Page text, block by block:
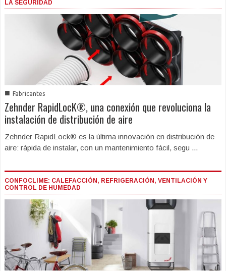
LA SEGURIDAD
■ Fabricantes
Zehnder RapidLocK®, una conexión que revoluciona la
instalación de distribución de aire
Zehnder RapidLock® es la última innovación en distribución de
aire: rápida de instalar, con un mantenimiento fácil, segu ...
CONFOCLIME: CALEFACCIÓN, REFRIGERACIÓN, VENTILACIÓN Y
CONTROL DE HUMEDAD